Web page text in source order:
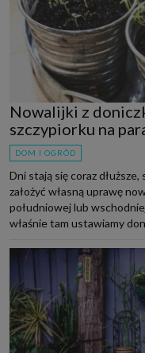
Nowalijki z
szczypiorku na
DOM I OGRÓD
Dni stają się coraz
założyć własną uprawę
południowej lub
właśnie tam ustawiamy